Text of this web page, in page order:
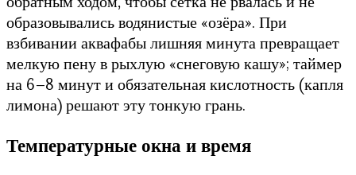
образовывались водянистые «озёра». При
взбивании аквафабы лишняя минута превращает
мелкую пену в рыхлую «снеговую кашу»; таймер
на 6–8 минут и обязательная кислотность (капля
лимона) решают эту тонкую грань.
Температурные окна и время